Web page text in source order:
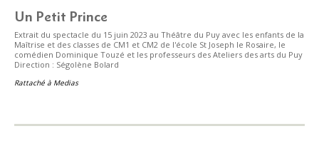
Un Petit Prince
Extrait du spectacle du 15 juin 2023 au Théâtre du Puy avec les enfants de la
Maîtrise et des classes de CM1 et CM2 de l'école St Joseph le Rosaire, le
comédien Dominique Touzé et les professeurs des Ateliers des arts du Puy
Direction : Ségolène Bolard
Rattaché à Medias